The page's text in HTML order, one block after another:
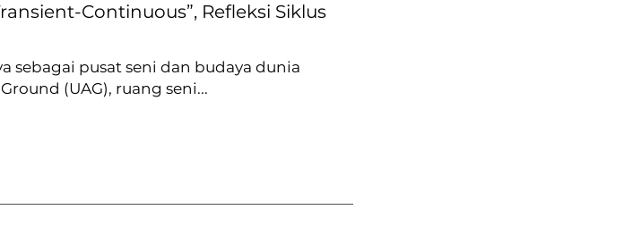
Continuous”, Refleksi Siklus
sebagai pusat seni dan budaya dunia
(UAG), ruang seni...